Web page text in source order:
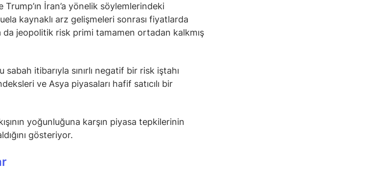
İran’a yönelik söylemlerindeki
kaynaklı arz gelişmeleri sonrası fiyatlarda
da jeopolitik risk primi tamamen ortadan kalkmış
itibarıyla sınırlı negatif bir risk iştahı
ve Asya piyasaları hafif satıcılı bir
yoğunluğuna karşın piyasa tepkilerinin
gösteriyor.